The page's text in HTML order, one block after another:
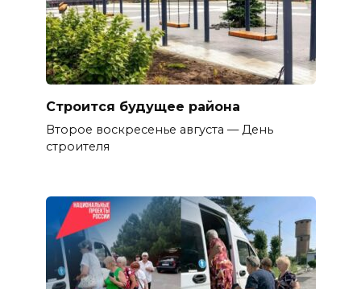
Строится будущее района
Второе воскресенье августа — День
строителя